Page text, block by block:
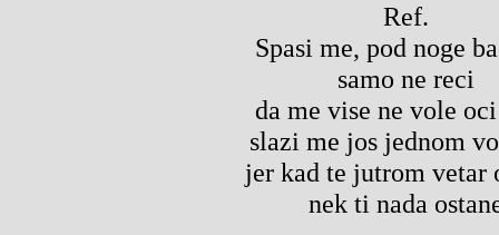
Ref.
Spasi me, pod noge
samo ne reci
da me vise ne vole
slazi me jos jednom
jer kad te jutrom vetar
nek ti nada